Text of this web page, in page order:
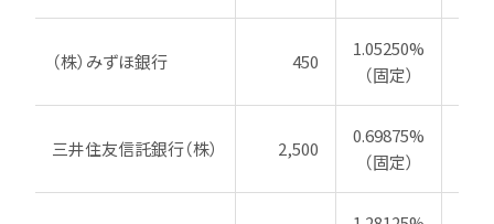
（株）みずほ銀行 450
1.05250%
（固定）
三井住友信託銀行（株） 2,500
0.69875%
（固定）